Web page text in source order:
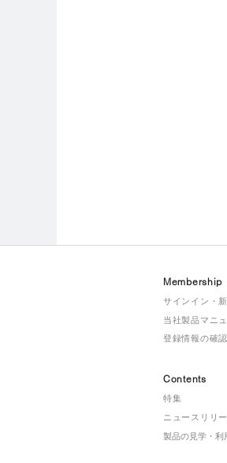
Membership
サインイン・
当社製品マニ
登録情報の確
Contents
特集
ニュースリリ
製品の見学・利